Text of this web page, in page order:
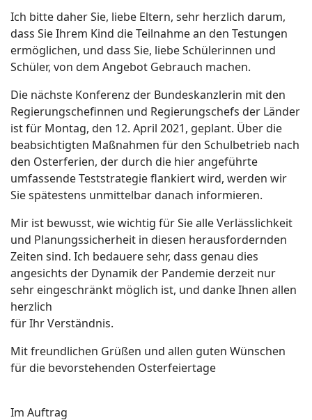
Ich bitte daher Sie, liebe Eltern, sehr herzlich darum,
dass Sie Ihrem Kind die Teilnahme an den Testungen
ermöglichen, und dass Sie, liebe Schülerinnen und
Schüler, von dem Angebot Gebrauch machen.
Die nächste Konferenz der Bundeskanzlerin mit den
Regierungschefinnen und Regierungschefs der Länder
ist für Montag, den 12. April 2021, geplant. Über die
beabsichtigten Maßnahmen für den Schulbetrieb nach
den Osterferien, der durch die hier angeführte
umfassende Teststrategie flankiert wird, werden wir
Sie spätestens unmittelbar danach informieren.
Mir ist bewusst, wie wichtig für Sie alle Verlässlichkeit
und Planungssicherheit in diesen herausfordernden
Zeiten sind. Ich bedauere sehr, dass genau dies
angesichts der Dynamik der Pandemie derzeit nur
sehr eingeschränkt möglich ist, und danke Ihnen allen
herzlich
für Ihr Verständnis.
Mit freundlichen Grüßen und allen guten Wünschen
für die bevorstehenden Osterfeiertage
Im Auftrag